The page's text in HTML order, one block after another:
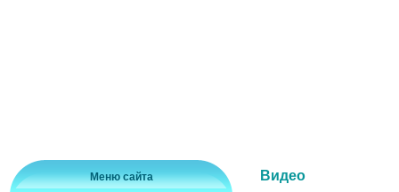
Меню сайта Видео